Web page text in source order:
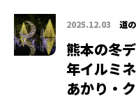
2025.12.03 道
熊本の冬
年イルミ
あかり・